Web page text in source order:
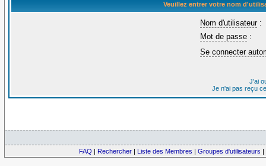
Veuillez entrer votre nom
Nom d'utilisateur:
Mot de passe :
Se connecter
J'ai
Je n'ai pas reçu
FAQ | Rechercher | Liste des Membres | Groupes d'utilisateurs |